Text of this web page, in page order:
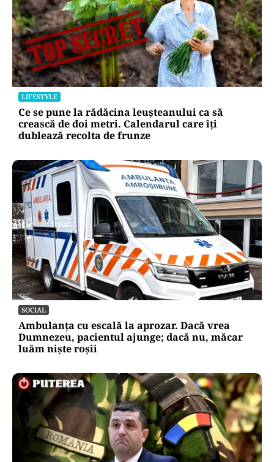
LIFESTYLE
Locul din România unde trotinetele vor fi
interzise în parcuri. Cine riscă amenzi de până
la 5.000 de lei
LIFESTYLE
Ce se pune la rădăcina leușteanului ca să
crească de doi metri. Calendarul care îți
dublează recolta de frunze